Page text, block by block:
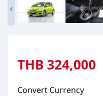
THB 324,000
Convert Currency